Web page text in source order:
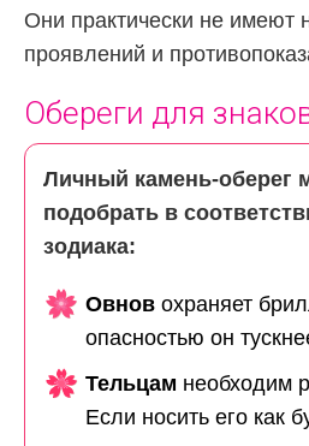
Они практически не имеют
проявлений и
Обереги для
Личный камень-оберег
подобрать в
зодиака:
Овнов охраняет
опасностью он
Тельцам необходим
Если носить его как